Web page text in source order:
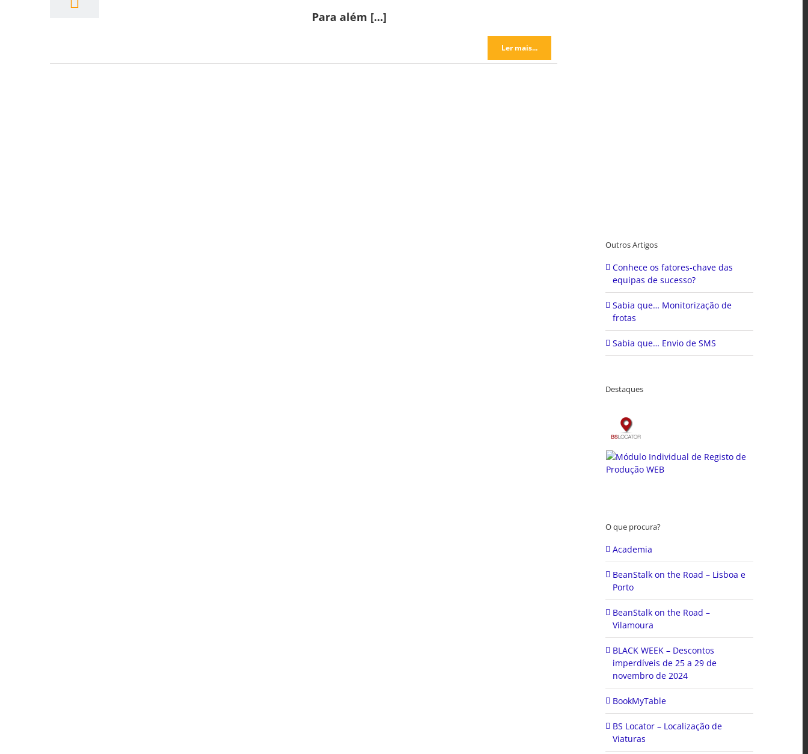
Para além […]
Ler mais...
Outros Artigos
Conhece os fatores-chave das
equipas de sucesso?
Sabia que… Monitorização de
frotas
Sabia que… Envio de SMS
Destaques
O que procura?
Academia
BeanStalk on the Road – Lisboa e
Porto
BeanStalk on the Road –
Vilamoura
BLACK WEEK – Descontos
imperdíveis de 25 a 29 de
novembro de 2024
BookMyTable
BS Locator – Localização de
Viaturas